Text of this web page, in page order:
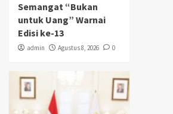
Semangat “Bukan
untuk Uang” Warnai
Edisi ke-13
admin Agustus 8, 2026 0